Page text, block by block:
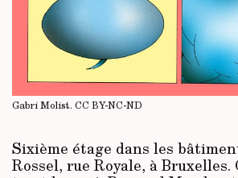
Gabri Molist. CC BY-NC-ND
Sixième étage dans les
Rossel, rue Royale, à